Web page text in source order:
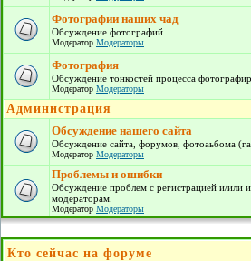
Фотографии наших чад
Обсуждение фотографий
Модератор Модераторы
Фотография
Обсуждение тонкостей процесса
Модератор Модераторы
Администрация
Обсуждение нашего сайта
Обсуждение сайта, форумов, фотоаьбома
Модератор Модераторы
Проблемы и ошибки
Обсуждение проблем с регистрацией и/или
модераторам.
Модератор Модераторы
Кто сейчас на форуме